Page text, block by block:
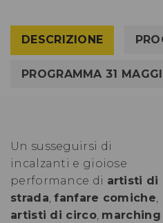
DESCRIZIONE
PROGRAMMA 31
Un susseguirsi di
incalzanti e gioiose
performance di artisti di
strada,fanfare comiche,
artisti di circo, marching